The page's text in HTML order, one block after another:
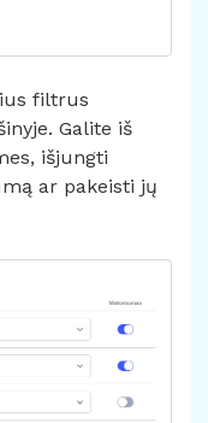
filtrus
Galite iš
išjungti
ar pakeisti jų